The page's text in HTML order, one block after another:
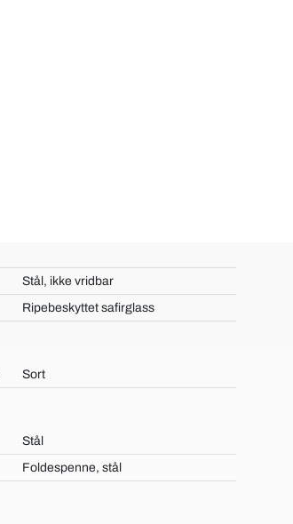
Stål, ikke vridbar
Ripebeskyttet safirglass
Sort
Stål
Foldespenne, stål